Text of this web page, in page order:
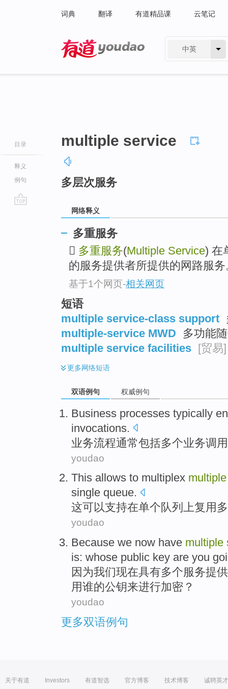
词典 翻译 有道精品课 云笔记
中英
目录
释义
例句
multiple service
多层次服务
网络释义
多重服务
 多重服务(Multiple Service) 在
的服务提供者所提供的网路服务
基于1个网页-相关网页
短语
multiple service-class support
multiple-service MWD
多功能
multiple service facilities [贸易]
更多网络短语
双语例句 权威例句
Business processes typically
invocations.
业务流程通常包括多个业务调用
youdao
This allows to multiplex multiple
single queue.
这可以支持在单个 队列 上复用
youdao
Because we now have multiple
is: whose public key are you
因为我们现在具有多个服务提
用谁的公钥来进行加密 ？
youdao
更多双语例句
关于有道 Investors 有道智选 官方博客 技术博客 诚聘英才